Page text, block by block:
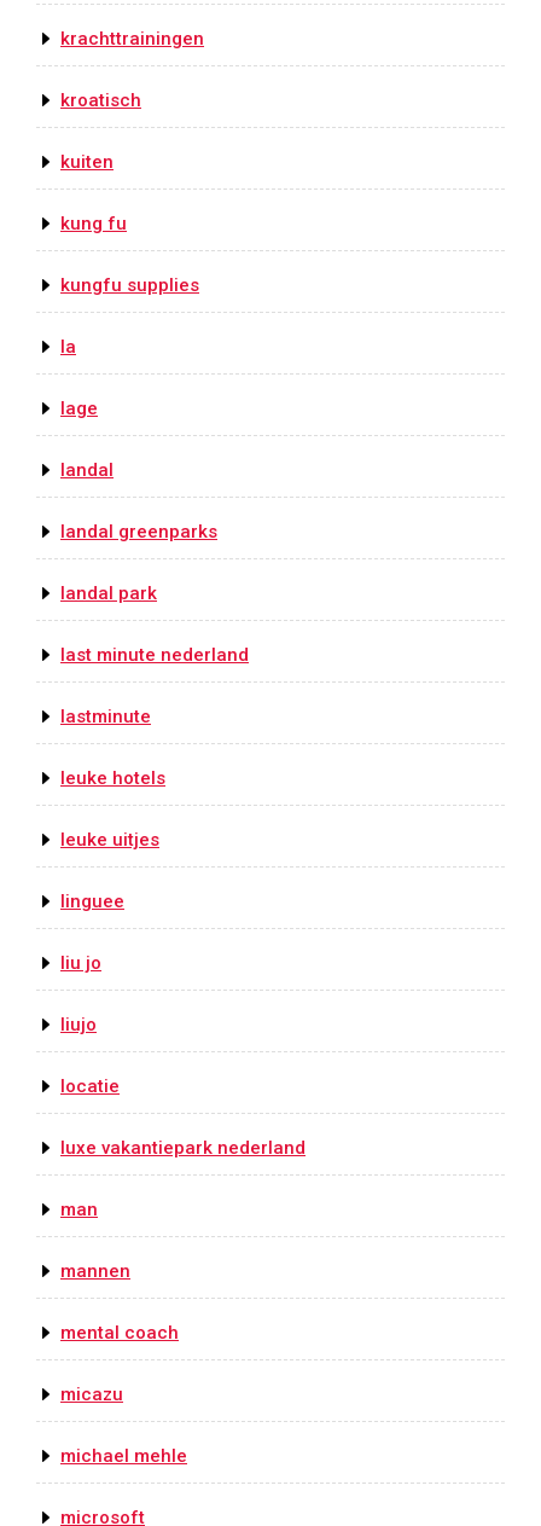
krachttrainingen
kroatisch
kuiten
kung fu
kungfu supplies
la
lage
landal
landal greenparks
landal park
last minute nederland
lastminute
leuke hotels
leuke uitjes
linguee
liu jo
liujo
locatie
luxe vakantiepark nederland
man
mannen
mental coach
micazu
michael mehle
microsoft